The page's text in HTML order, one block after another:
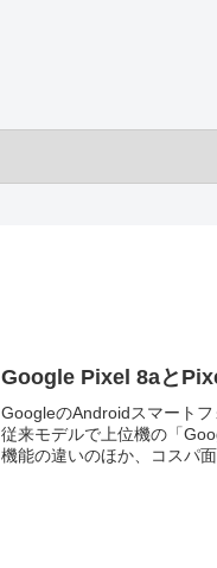
Google Pixel 8aと
GoogleのAndroidスマート
従来モデルで上位機の「
機能の違いのほか、コスパ